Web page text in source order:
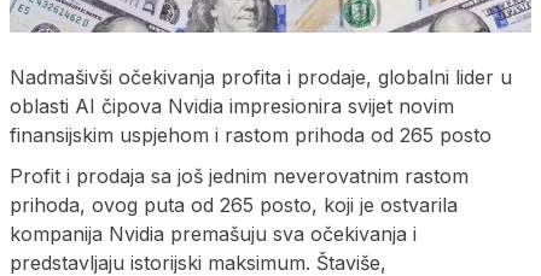
Nadmašivši očekivanja profita i prodaje, globalni lider u
oblasti AI čipova Nvidia impresionira svijet novim
finansijskim uspjehom i rastom prihoda od 265 posto
Profit i prodaja sa još jednim neverovatnim rastom
prihoda, ovog puta od 265 posto, koji je ostvarila
kompanija Nvidia premašuju sva očekivanja i
predstavljaju istorijski maksimum. Štaviše,